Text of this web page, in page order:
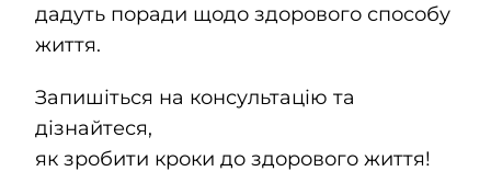
дадуть поради щодо здорового способу
життя.
Запишіться на консультацію та
дізнайтеся,
як зробити кроки до здорового життя!